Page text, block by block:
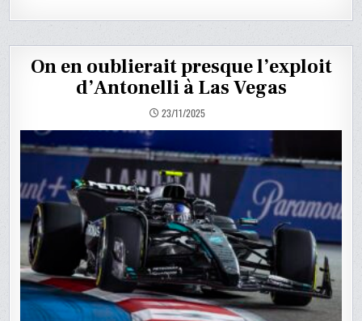
On en oublierait presque l’exploit
d’Antonelli à Las Vegas
23/11/2025